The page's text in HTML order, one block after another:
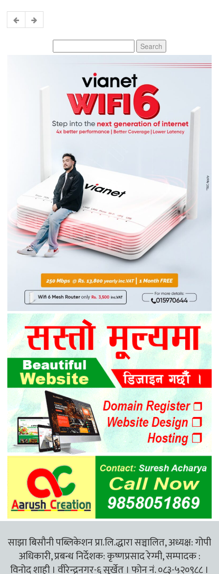
for:
साझा बिसौनी पब्लिकेशन प्रा.लि.द्धारा सञ्चालित, अध्यक्ष: गोपी
अधिकारी, प्रबन्ध निर्देशक: कृष्णप्रसाद रेग्मी, सम्पादक :
विनोद शाही । वीरेन्द्रनगर-६ सुर्खेत । फोन नं. ०८३-५२०९८८ ।